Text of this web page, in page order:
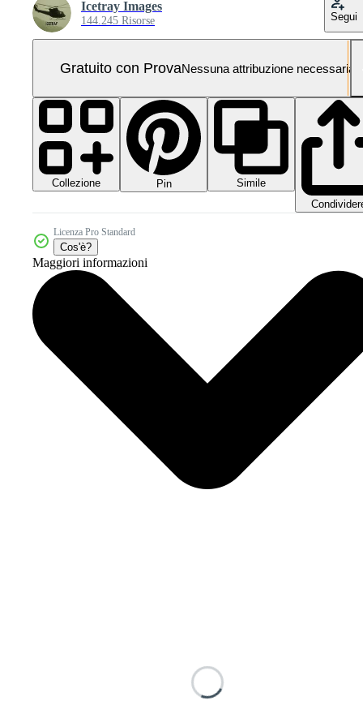
Icetray Images
144.245 Risorse Segui
Gratuito con ProvaNessuna attribuzione necessaria
Collezione Pin
Simile
Licenza Pro Standard
Cos'è?
Maggiori informazioni